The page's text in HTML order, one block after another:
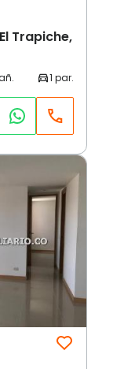
Trapiche,